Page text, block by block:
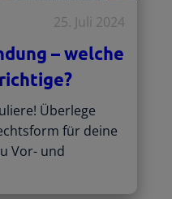
25. Juli 2024
– welche
Überlege
für deine
Vor- und